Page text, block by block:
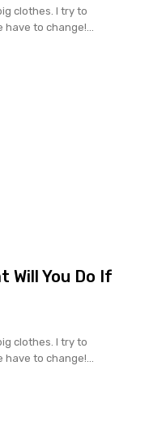
clothes. I try to
have to change!...
Will You Do If
clothes. I try to
have to change!...